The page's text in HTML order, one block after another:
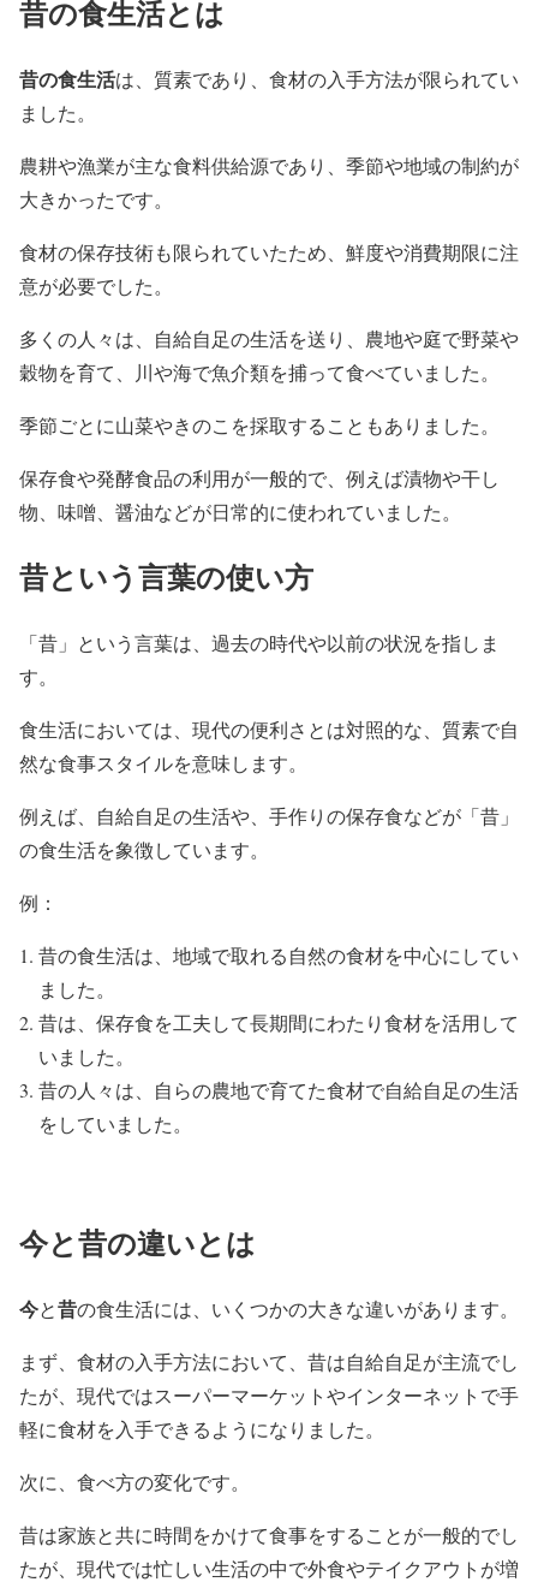
昔の食生活とは
昔の食生活は、質素であり、食材の入手方法が限られてい
ました。
農耕や漁業が主な食料供給源であり、季節や地域の制約が
大きかったです。
食材の保存技術も限られていたため、鮮度や消費期限に注
意が必要でした。
多くの人々は、自給自足の生活を送り、農地や庭で野菜や
穀物を育て、川や海で魚介類を捕って食べていました。
季節ごとに山菜やきのこを採取することもありました。
保存食や発酵食品の利用が一般的で、例えば漬物や干し
物、味噌、醤油などが日常的に使われていました。
昔という言葉の使い方
「昔」という言葉は、過去の時代や以前の状況を指しま
す。
食生活においては、現代の便利さとは対照的な、質素で自
然な食事スタイルを意味します。
例えば、自給自足の生活や、手作りの保存食などが「昔」
の食生活を象徴しています。
例：
昔の食生活は、地域で取れる自然の食材を中心にしてい
ました。
昔は、保存食を工夫して長期間にわたり食材を活用して
いました。
昔の人々は、自らの農地で育てた食材で自給自足の生活
をしていました。
今と昔の違いとは
今と昔の食生活には、いくつかの大きな違いがあります。
まず、食材の入手方法において、昔は自給自足が主流でし
たが、現代ではスーパーマーケットやインターネットで手
軽に食材を入手できるようになりました。
次に、食べ方の変化です。
昔は家族と共に時間をかけて食事をすることが一般的でし
たが、現代では忙しい生活の中で外食やテイクアウトが増